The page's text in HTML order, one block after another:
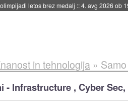
letos brez medalj ::4. avg 2026 ob
in tehnologija»
- Infrastructure , Cyber Sec,